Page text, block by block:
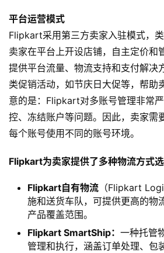
页
店
平台运营模式
Flipkart采用第三方卖家入驻模式，类
卖家在平台上开设店铺，自主定价和
提供平台流量、物流支持和支付解决
类促销活动，如节庆日大促等，帮助
意的是：Flipkart对多账号管理非常
控、冻结账户等问题。因此，卖家需
每个账号使用不同的账号环境。
Flipkart为卖家提供了多种物流方式选
Flipkart自有物流 （Flipkart
施和送货车队，可提供更高的物
产品覆盖范围。
Flipkart SmartShip： 一种托管
管理和执行，涵盖订单处理、包